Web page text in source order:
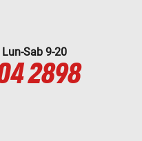
Sab 9-20
2898